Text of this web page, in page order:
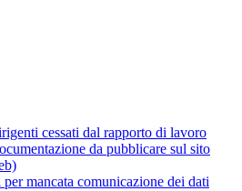
cessati dal rapporto di lavoro
da pubblicare sul sito
per mancata comunicazione dei dati